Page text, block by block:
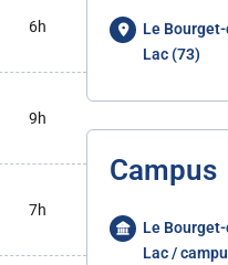
6h
9h
7h
Le
Lac (73)
Campus
Le
Lac /